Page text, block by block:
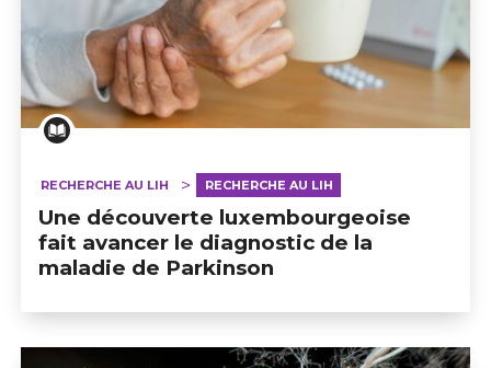
RECHERCHE AU LIH RECHERCHE AU LIH
Une découverte luxembourgeoise
fait avancer le diagnostic de la
maladie de Parkinson